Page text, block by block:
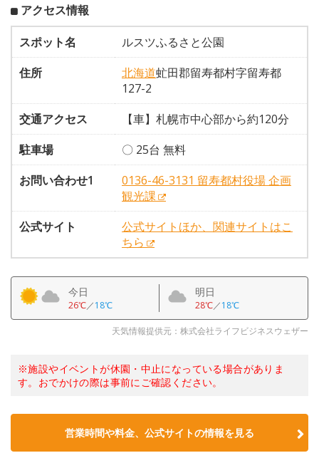
アクセス情報
スポット名
ルスツふるさと公園
住所
北海道虻田郡留寿都村字留寿都
127-2
交通アクセス
【車】札幌市中心部から約120分
駐車場
〇 25台 無料
お問い合わせ1
0136-46-3131 留寿都村役場 企画
観光課
公式サイト
公式サイトほか、関連サイトはこ
ちら
今日
26℃／18℃
明日
28℃／18℃
天気情報提供元：株式会社ライフビジネスウェザー
※施設やイベントが休園・中止になっている場合がありま
す。おでかけの際は事前にご確認ください。
営業時間や料金、公式サイトの情報を見る